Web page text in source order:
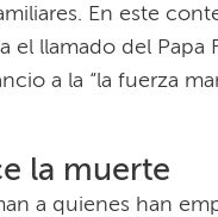
En este
el llamado del Papa
a la “la fuerza
la muerte
a quienes han